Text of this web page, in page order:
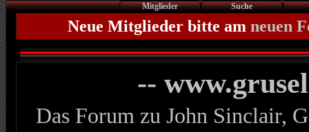
Mitglieder Suche
Neue Mitglieder bitte am neuen
--
Das Forum zu John Sinclair,